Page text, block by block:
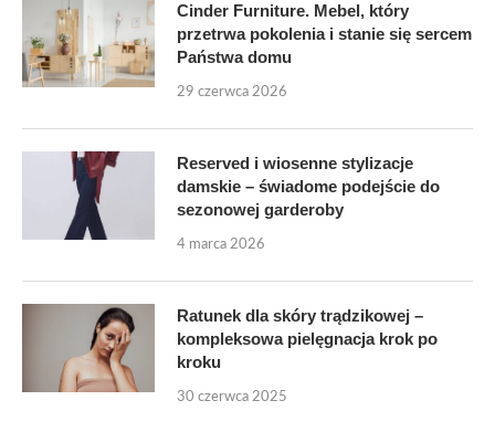
Cinder Furniture. Mebel, który
przetrwa pokolenia i stanie się sercem
Państwa domu
29 czerwca 2026
Reserved i wiosenne stylizacje
damskie – świadome podejście do
sezonowej garderoby
4 marca 2026
Ratunek dla skóry trądzikowej –
kompleksowa pielęgnacja krok po
kroku
30 czerwca 2025